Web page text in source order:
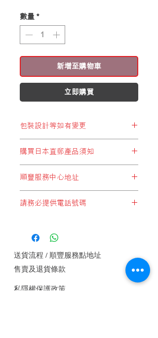
數量 *
新增至購物車
立即購買
包裝設計等如有變更
知。
購買日本直郵產品須知
* 必須選擇以下兩個:
"日本直郵至順豐站取件"
"日本集運至
* 切勿選擇:
"本地發貨商品"
的產品，客戶如錯誤選擇這設定，本公
司將會代客改為
方式
付運， 即香港本土運費將由順豐發
出，顧客收件自行付香港段運費。
本公
順豐服務中心地址
順便智能櫃地址
請務必提供電話號碼
收郵件, 請務必提供電話號碼.
送貨流程 / 順豐服務點地址
售賣及退貨條款
私隱權保護政策